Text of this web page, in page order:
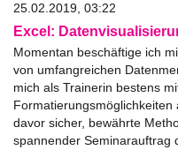
25.02.2019, 03:22
Excel:
Momentan beschäftige ich
von umfangreichen
mich als Trainerin bestens
davor sicher, bewährte
spannender Seminarauftrag